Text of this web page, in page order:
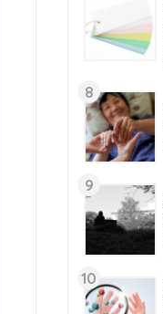
8
9
10